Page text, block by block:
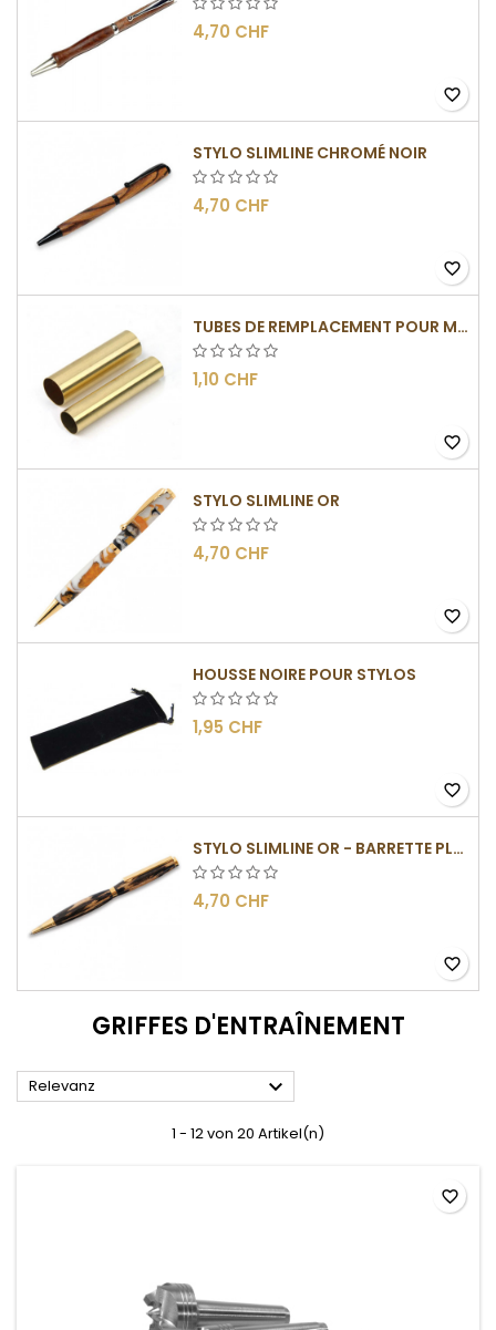
4,70 CHF
favorite_border
STYLO SLIMLINE CHROMÉ NOIR
4,70 CHF
favorite_border
TUBES DE REMPLACEMENT POUR MÉCANISMES SLIMLINE
1,10 CHF
favorite_border
STYLO SLIMLINE OR
4,70 CHF
favorite_border
HOUSSE NOIRE POUR STYLOS
1,95 CHF
favorite_border
STYLO SLIMLINE OR - BARRETTE PLATE
4,70 CHF
favorite_border
GRIFFES D'ENTRAÎNEMENT
Relevanz 
1 - 12 von 20 Artikel(n)
favorite_border